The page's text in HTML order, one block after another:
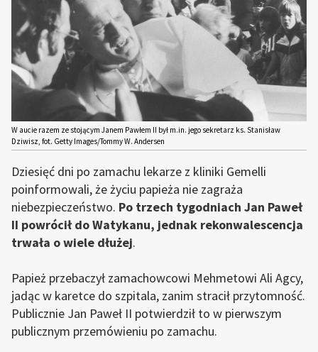
W aucie razem ze stojącym Janem Pawłem II był m.in. jego sekretarz ks. Stanisław
Dziwisz, fot. Getty Images/Tommy W. Andersen
Dziesięć dni po zamachu lekarze z kliniki Gemelli
poinformowali, że życiu papieża nie zagraża
niebezpieczeństwo. Po trzech tygodniach Jan Paweł
II powrócił do Watykanu, jednak rekonwalescencja
trwała o wiele dłużej.
Papież przebaczył zamachowcowi Mehmetowi Ali Agcy,
jadąc w karetce do szpitala, zanim stracił przytomność.
Publicznie Jan Paweł II potwierdził to w pierwszym
publicznym przemówieniu po zamachu.